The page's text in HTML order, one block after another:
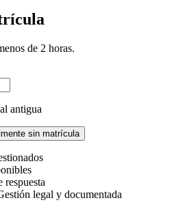
de 2 horas.
antigua
sin matrícula
respuesta
legal y documentada